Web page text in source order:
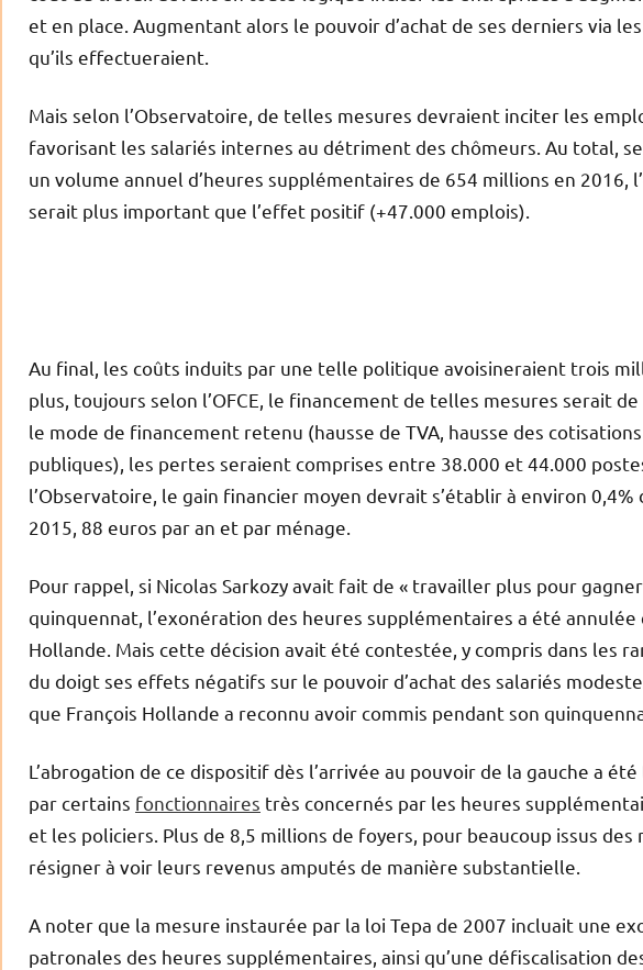
et en place. Augmentant alors le pouvoir d’achat de ses derniers via
qu’ils effectueraient.
Mais selon l’Observatoire, de telles mesures devraient inciter les
favorisant les salariés internes au détriment des chômeurs. Au total,
un volume annuel d’heures supplémentaires de 654 millions en
serait plus important que l’effet positif (+47.000 emplois).
Au final, les coûts induits par une telle politique avoisineraient trois
plus, toujours selon l’OFCE, le financement de telles mesures serait
le mode de financement retenu (hausse de TVA, hausse des
publiques), les pertes seraient comprises entre 38.000 et 44.000
l’Observatoire, le gain financier moyen devrait s’établir à environ
2015, 88 euros par an et par ménage.
Pour rappel, si Nicolas Sarkozy avait fait de « travailler plus pour
quinquennat, l’exonération des heures supplémentaires a été annulée
Hollande. Mais cette décision avait été contestée, y compris dans les
du doigt ses effets négatifs sur le pouvoir d’achat des salariés
que François Hollande a reconnu avoir commis pendant son
L’abrogation de ce dispositif dès l’arrivée au pouvoir de la gauche a
par certains fonctionnaires très concernés par les heures
et les policiers. Plus de 8,5 millions de foyers, pour beaucoup issus
résigner à voir leurs revenus amputés de manière substantielle.
A noter que la mesure instaurée par la loi Tepa de 2007 incluait une
patronales des heures supplémentaires, ainsi qu’une défiscalisation